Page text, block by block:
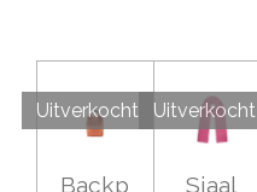
Uitverkocht
Backp
Uitverkocht
Sjaal